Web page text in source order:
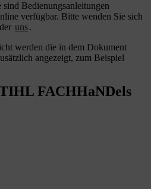
sind Bedienungsanleitungen
verfügbar. Bitte wenden Sie sich
uns.
werden die in dem Dokument
angezeigt, zum Beispiel
FACHHaNDels